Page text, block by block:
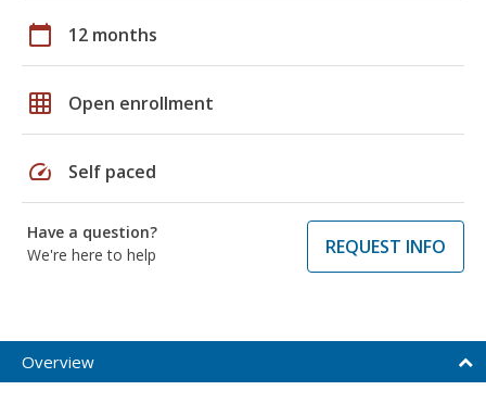
calendar_today 12 months
grid_on Open enrollment
speed Self paced
Have a question?
We're here to help
REQUEST INFO
Overview